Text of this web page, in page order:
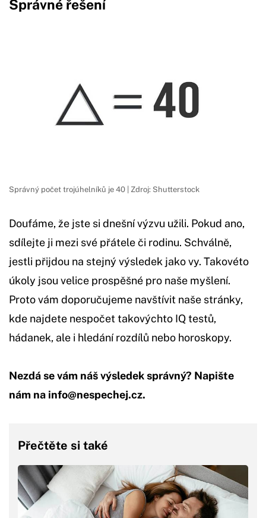
Správné řešení
Správný počet trojúhelníků je 40 | Zdroj: Shutterstock
Doufáme, že jste si dnešní výzvu užili. Pokud ano,
sdílejte ji mezi své přátele či rodinu. Schválně,
jestli přijdou na stejný výsledek jako vy. Takovéto
úkoly jsou velice prospěšné pro naše myšlení.
Proto vám doporučujeme navštívit naše stránky,
kde najdete nespočet takovýchto IQ testů,
hádanek, ale i hledání rozdílů nebo horoskopy.
Nezdá se vám náš výsledek správný? Napište
nám na info@nespechej.cz.
Přečtěte si také